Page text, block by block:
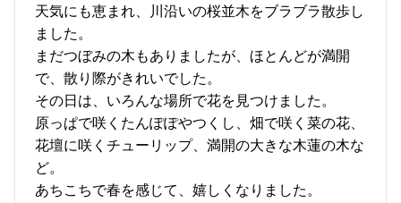
天気にも恵まれ、川沿いの桜並木をブラブラ散歩し
ました。
まだつぼみの木もありましたが、ほとんどが満開
で、散り際がきれいでした。
その日は、いろんな場所で花を見つけました。
原っぱで咲くたんぽぽやつくし、畑で咲く菜の花、
花壇に咲くチューリップ、満開の大きな木蓮の木な
ど。
あちこちで春を感じて、嬉しくなりました。